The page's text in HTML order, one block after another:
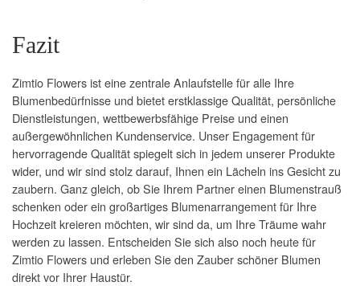
Fazit
Zimtio Flowers ist eine zentrale Anlaufstelle für alle Ihre
Blumenbedürfnisse und bietet erstklassige Qualität, persönliche
Dienstleistungen, wettbewerbsfähige Preise und einen
außergewöhnlichen Kundenservice. Unser Engagement für
hervorragende Qualität spiegelt sich in jedem unserer Produkte
wider, und wir sind stolz darauf, Ihnen ein Lächeln ins Gesicht zu
zaubern. Ganz gleich, ob Sie Ihrem Partner einen Blumenstrauß
schenken oder ein großartiges Blumenarrangement für Ihre
Hochzeit kreieren möchten, wir sind da, um Ihre Träume wahr
werden zu lassen. Entscheiden Sie sich also noch heute für
Zimtio Flowers und erleben Sie den Zauber schöner Blumen
direkt vor Ihrer Haustür.